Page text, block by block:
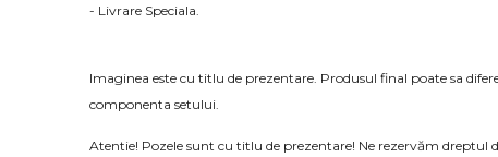
- Livrare Speciala.
Imaginea este cu titlu de prezentare. Produsul final poate sa
componenta setului.
Atentie! Pozele sunt cu titlu de prezentare! Ne rezervăm dreptul